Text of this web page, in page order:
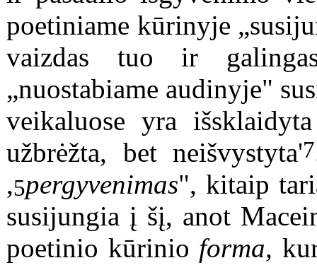
poetiniame kūrinyje
vaizdas tuo ir
„nuostabiame audinyje"
veikaluose yra
užbrėžta, bet neišvystyta'7
,5pergyvenimas", kitaip
susijungia į šį, anot
poetinio kūrinio forma,